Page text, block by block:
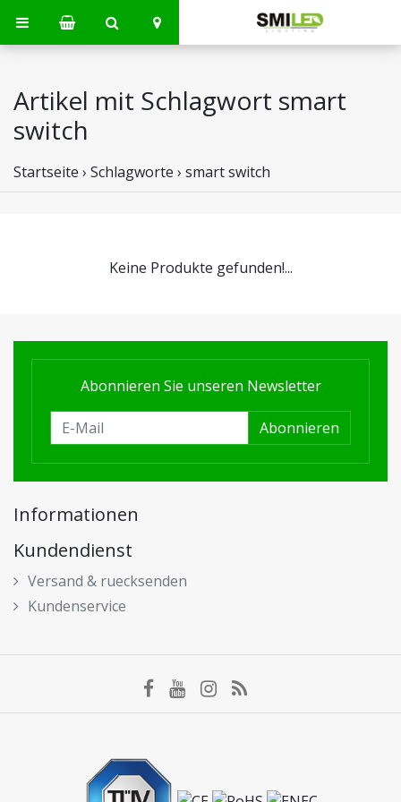
Artikel mit Schlagwort smart
switch
Startseite › Schlagworte › smart switch
Keine Produkte gefunden!...
Abonnieren Sie unseren Newsletter
Abonnieren
Informationen
Kundendienst
Versand & ruecksenden
Kundenservice